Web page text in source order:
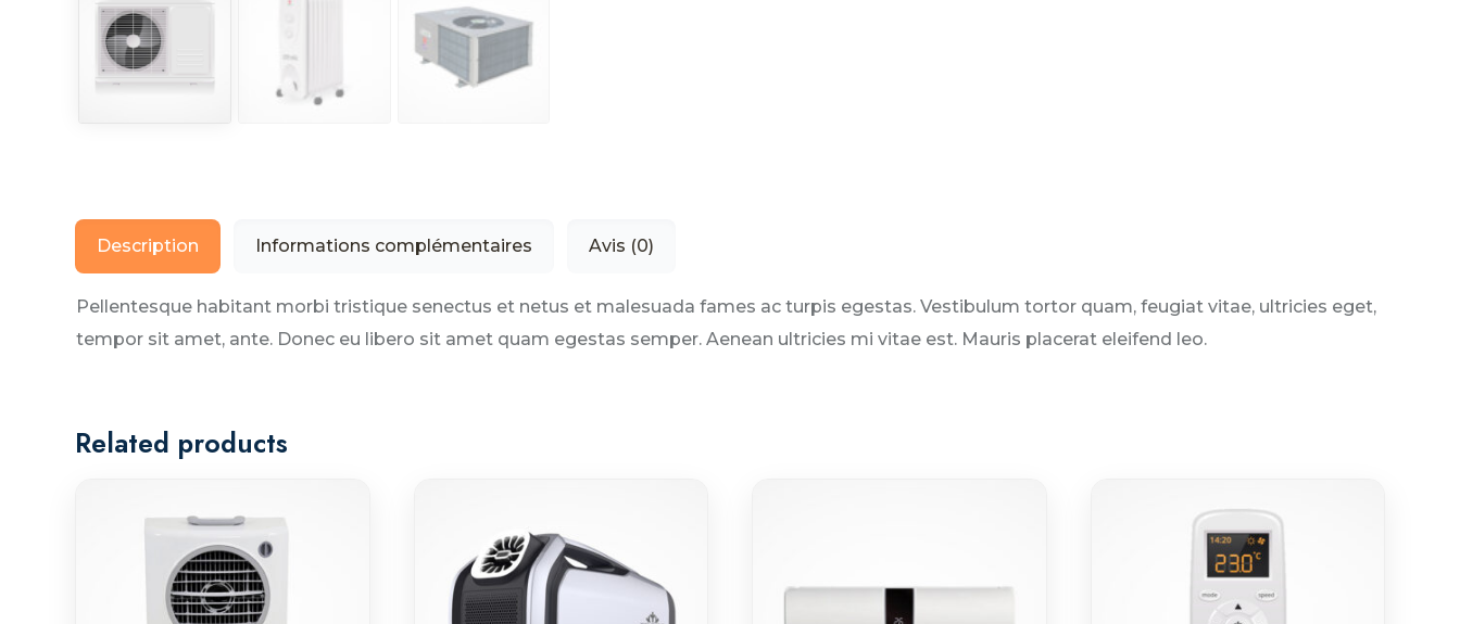
Description Informations complémentaires Avis (0)
Pellentesque habitant morbi tristique senectus et netus et malesuada fames ac turpis egestas. Vestibulum tortor quam, feugiat vitae, ultricies eget,
tempor sit amet, ante. Donec eu libero sit amet quam egestas semper. Aenean ultricies mi vitae est. Mauris placerat eleifend leo.
Related products